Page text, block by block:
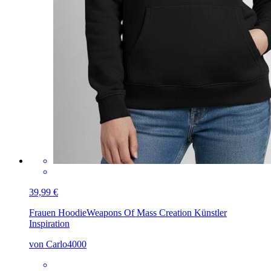
39,99 €
Frauen HoodieWeapons Of Mass Creation Künstler
Inspiration
von Carlo4000